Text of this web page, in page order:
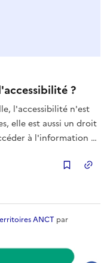
?
l'accessibilité n'est
elle est aussi un droit
à l'information et
et l'Incubate
ANCT par